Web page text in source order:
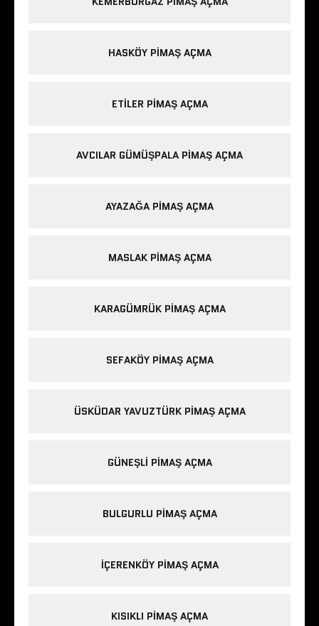
HASKÖY PIMAŞ AÇMA
ETILER PIMAŞ AÇMA
AVCILAR GÜMÜŞPALA PIMAŞ AÇMA
AYAZAĞA PIMAŞ AÇMA
MASLAK PIMAŞ AÇMA
KARAGÜMRÜK PIMAŞ AÇMA
SEFAKÖY PIMAŞ AÇMA
ÜSKÜDAR YAVUZTÜRK PIMAŞ AÇMA
GÜNEŞLI PIMAŞ AÇMA
BULGURLU PIMAŞ AÇMA
IÇERENKÖY PIMAŞ AÇMA
KISIKLI PIMAŞ AÇMA